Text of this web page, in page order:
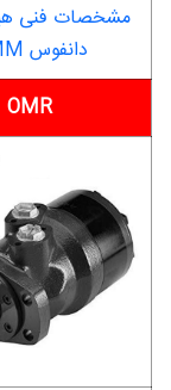
مشخصات فنی
دانفوس OMM
OMR